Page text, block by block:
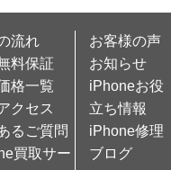
流れ
料保証
格一覧
クセス
るご質問
買取サー
お客様の声
お知らせ
iPhoneお役
立ち情報
iPhone修理
ブログ